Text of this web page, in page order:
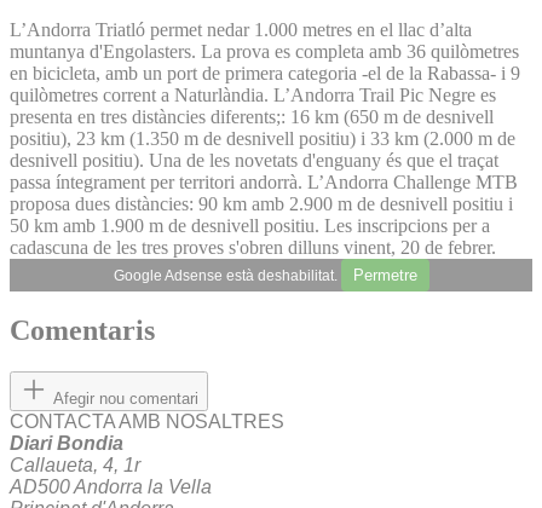
L’Andorra Triatló permet nedar 1.000 metres en el llac d’alta
muntanya d'Engolasters. La prova es completa amb 36 quilòmetres
en bicicleta, amb un port de primera categoria -el de la Rabassa- i 9
quilòmetres corrent a Naturlàndia. L’Andorra Trail Pic Negre es
presenta en tres distàncies diferents;: 16 km (650 m de desnivell
positiu), 23 km (1.350 m de desnivell positiu) i 33 km (2.000 m de
desnivell positiu). Una de les novetats d'enguany és que el traçat
passa íntegrament per territori andorrà. L’Andorra Challenge MTB
proposa dues distàncies: 90 km amb 2.900 m de desnivell positiu i
50 km amb 1.900 m de desnivell positiu. Les inscripcions per a
cadascuna de les tres proves s'obren dilluns vinent, 20 de febrer.
Google Adsense està deshabilitat. Permetre
Comentaris
Afegir nou comentari
CONTACTA AMB NOSALTRES
Diari Bondia
Callaueta, 4, 1r
AD500 Andorra la Vella